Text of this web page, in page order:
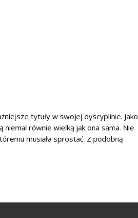
tytuły w swojej dyscyplinie. Jako
niemal równie wielką jak ona sama. Nie
musiała sprostać. Z podobną